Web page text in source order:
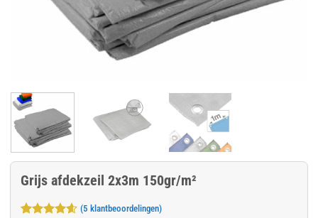
Grijs afdekzeil 2x3m 150gr/m²
(5 klantbeoordelingen)